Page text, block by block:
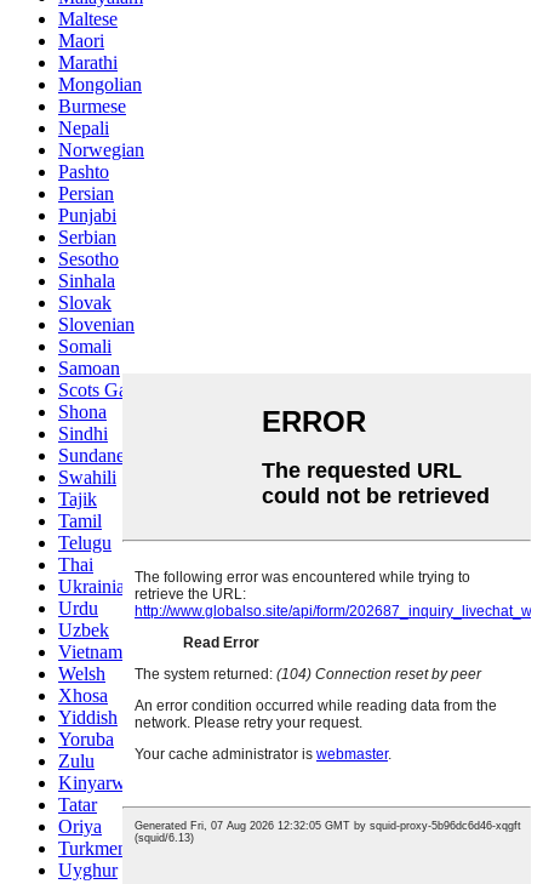
Maltese
Maori
Marathi
Mongolian
Burmese
Nepali
Norwegian
Pashto
Persian
Punjabi
Serbian
Sesotho
Sinhala
Slovak
Slovenian
Somali
Samoan
Scots Gaelic
Shona
Sindhi
Sundanese
Swahili
Tajik
Tamil
Telugu
Thai
Ukrainian
Urdu
Uzbek
Vietnamese
Welsh
Xhosa
Yiddish
Yoruba
Zulu
Kinyarwanda
Tatar
Oriya
Turkmen
Uyghur